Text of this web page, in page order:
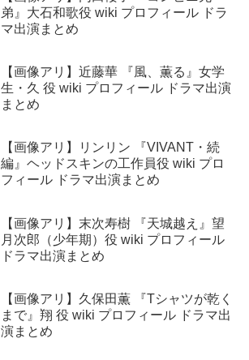
弟』大石和歌役 wiki プロフィール ドラ
マ出演まとめ
【画像アリ】近藤華 『風、薫る』女学
生・久 役 wiki プロフィール ドラマ出演
まとめ
【画像アリ】リンリン 『VIVANT・続
編』ヘッドスキンの工作員役 wiki プロ
フィール ドラマ出演まとめ
【画像アリ】末次寿樹 『天城越え』望
月次郎（少年期）役 wiki プロフィール
ドラマ出演まとめ
【画像アリ】久保田薫 『Tシャツが乾く
まで』翔 役 wiki プロフィール ドラマ出
演まとめ